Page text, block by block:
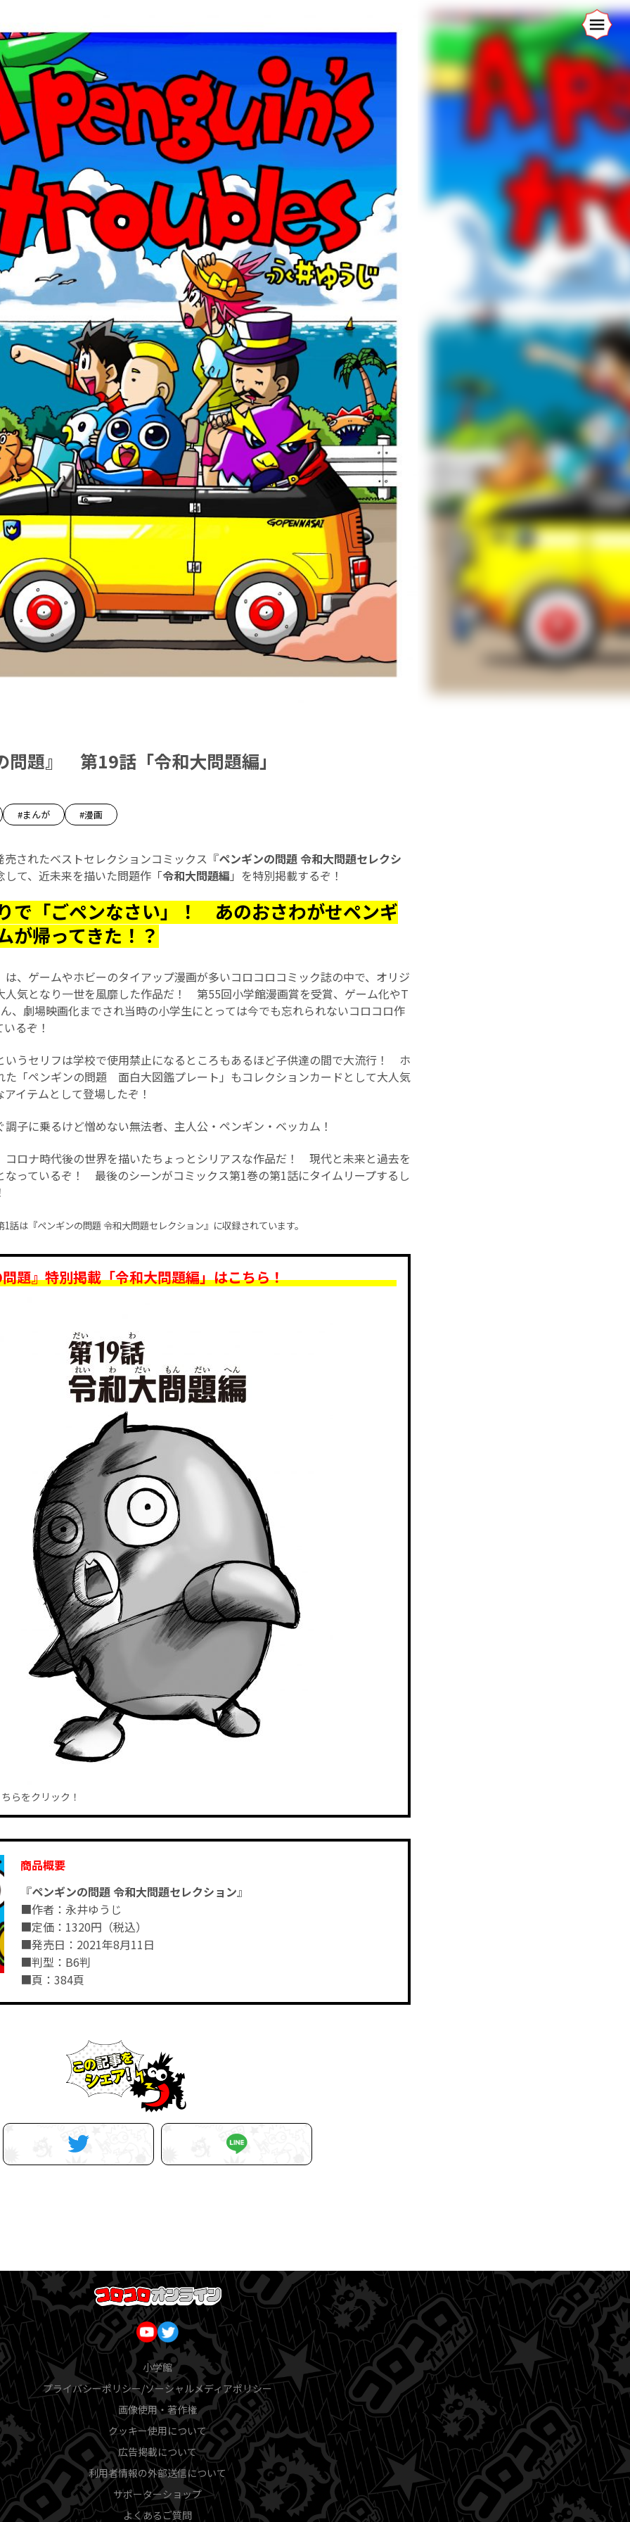
問題』 第19話「令和大問題編」
#まんが #漫画
されたベストセレクションコミックス『ペンギンの問題 令和大問題セレクシ
して、近未来を描いた問題作「令和大問題編 」を特別掲載するぞ！
で「ごペンなさい」！ あのおさわがせペンギ
が帰ってきた！？
は、ゲームやホビーのタイアップ漫画が多いコロコロコミック誌の中で、オリジ
人気となり一世を風靡した作品だ！ 第55回小学館漫画賞を受賞、ゲーム化やT
、劇場映画化までされ当時の小学生にとっては今でも忘れられないコロコロ作
るぞ！
いうセリフは学校で使用禁止になるところもあるほど子供達の間で大流行！ ホ
た「ペンギンの問題 面白大図鑑プレート」もコレクションカードとして大人気
イテムとして登場したぞ！
子に乗るけど憎めない無法者、主人公・ペンギン・ベッカム！
コロナ時代後の世界を描いたちょっとシリアスな作品だ！ 現代と未来と過去を
なっているぞ！ 最後のシーンがコミックス第1巻の第1話にタイムリープするし
話は『ペンギンの問題 令和大問題セレクション』に収録されています。
題』特別掲載「令和大問題編」はこちら！
らをクリック！
商品概要
『ペンギンの問題 令和大問題セレクション』
■作者：永井ゆうじ
■定価：1320円（税込）
■発売日：2021年8月11日
■判型：B6判
■頁：384頁
小学館
プライバシーポリシー/ソーシャルメディアポリシー
画像使用・著作権
クッキー使用について
広告掲載について
利用者情報の外部送信について
サポーターショップ
よくあるご質問